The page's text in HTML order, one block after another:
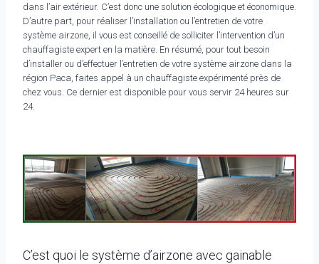
dans l’air extérieur. C’est donc une solution écologique et économique.
D’autre part, pour réaliser l’installation ou l’entretien de votre
système airzone, il vous est conseillé de solliciter l’intervention d’un
chauffagiste expert en la matière. En résumé, pour tout besoin
d’installer ou d’effectuer l’entretien de votre système airzone dans la
région Paca, faites appel à un chauffagiste expérimenté près de
chez vous. Ce dernier est disponible pour vous servir 24 heures sur
24.
C’est quoi le système d’airzone avec gainable